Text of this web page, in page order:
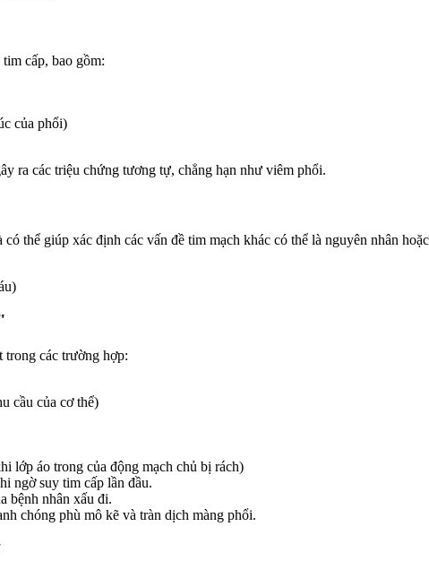
cấp, bao gồm:
của phổi)
ra các triệu chứng tương tự, chẳng hạn như viêm phổi.
thể giúp xác định các vấn đề tim mạch khác có thể là nguyên nhân
trong các trường hợp:
cầu của cơ thể)
lớp áo trong của động mạch chủ bị rách)
ngờ suy tim cấp lần đầu.
bệnh nhân xấu đi.
chóng phù mô kẽ và tràn dịch màng phổi.